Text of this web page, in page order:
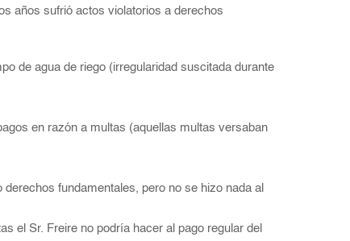
años sufrió actos violatorios a derechos
de agua de riego (irregularidad suscitada durante
en razón a multas (aquellas multas versaban
fundamentales, pero no se hizo nada al
el Sr. Freire no podría hacer al pago regular del